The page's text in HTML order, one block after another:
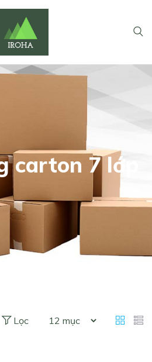
carton 7 lớp
Lọc